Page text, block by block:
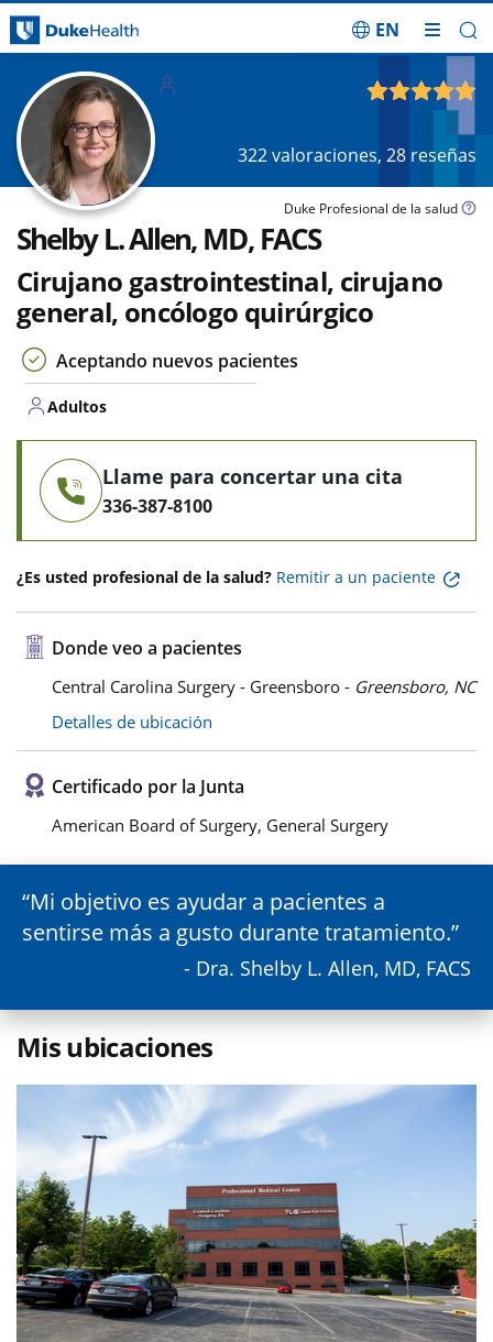
EN
322valoraciones, 28 reseñas
Duke Profesional de la salud
Shelby L. Allen, MD, FACS
Cirujano gastrointestinal, cirujano
general, oncólogo quirúrgico
Aceptando nuevos pacientes
Adultos
Llame para concertar una cita
336-387-8100
¿Es usted profesional de la salud? Remitir a un paciente
Donde veo a pacientes
Central Carolina Surgery - Greensboro - Greensboro, NC
Detalles de ubicación
Certificado por la Junta
American Board of Surgery, General Surgery
Mi objetivo es ayudar a pacientes a
sentirse más a gusto durante tratamiento.
- Dra. Shelby L. Allen, MD, FACS
Mis ubicaciones